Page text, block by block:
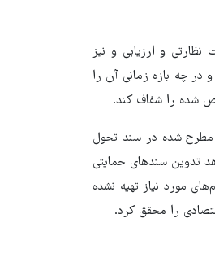
و ارزیابی و نیز
در چه بازه زمانی آن را
شده را شفاف کند.
مطرح شده در سند تحول
تدوین سندهای حمایتی
مورد نیاز تهیه نشده
را محقق کرد.